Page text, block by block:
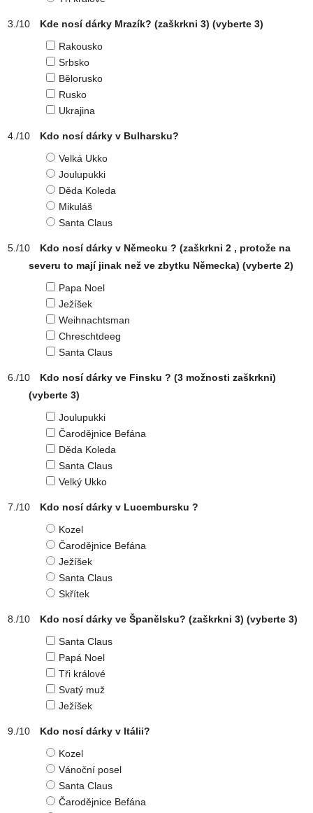
Kde nosí dárky Mrazík? (zaškrkni 3) (vyberte 3)
Rakousko
Srbsko
Bělorusko
Rusko
Ukrajina
Kdo nosí dárky v Bulharsku?
Velká Ukko
Joulupukki
Děda Koleda
Mikuláš
Santa Claus
Kdo nosí dárky v Německu ? (zaškrkni 2 , protože na
severu to mají jinak než ve zbytku Německa) (vyberte 2)
Papa Noel
Ježíšek
Weihnachtsman
Chreschtdeeg
Santa Claus
Kdo nosí dárky ve Finsku ? (3 možnosti zaškrkni)
(vyberte 3)
Joulupukki
Čarodějnice Befána
Děda Koleda
Santa Claus
Velký Ukko
Kdo nosí dárky v Lucembursku ?
Kozel
Čarodějnice Befána
Ježíšek
Santa Claus
Skřítek
Kdo nosí dárky ve Španělsku? (zaškrkni 3) (vyberte 3)
Santa Claus
Papá Noel
Tři králové
Svatý muž
Ježíšek
Kdo nosí dárky v Itálii?
Kozel
Vánoční posel
Santa Claus
Čarodějnice Befána